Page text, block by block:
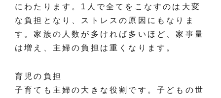
にわたります。1人で全てをこなすのは大変
な負担となり、ストレスの原因にもなりま
す。家族の人数が多ければ多いほど、家事量
は増え、主婦の負担は重くなります。
育児の負担
子育ても主婦の大きな役割です。子どもの世